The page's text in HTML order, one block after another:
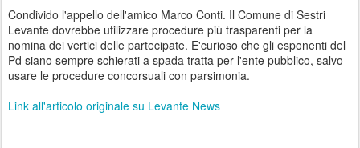
Condivido l'appello dell'amico Marco Conti. Il Comune di Sestri
Levante dovrebbe utilizzare procedure più trasparenti per la
nomina dei vertici delle partecipate. E'curioso che gli esponenti del
Pd siano sempre schierati a spada tratta per l'ente pubblico, salvo
usare le procedure concorsuali con parsimonia.
Link all'articolo originale su Levante News